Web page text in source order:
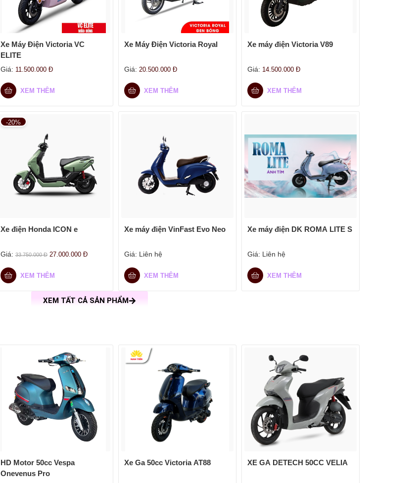
Xe Máy Điện Victoria VC
ELITE
Giá: 11.500.000Đ
XEM THÊM
Xe Máy Điện Victoria Royal
Giá: 20.500.000 Đ
XEM THÊM
Xe máy điện Victoria V89
Giá: 14.500.000 Đ
XEM THÊM
-20%
Xe điện Honda ICON e
Giá:33.750.000Đ 27.000.000Đ
XEM THÊM
Xe máy điện VinFast Evo Neo
Giá: Liên hệ
XEM THÊM
Xe máy điện DK ROMA LITE S
Giá: Liên hệ
XEM THÊM
XEM TẤT CẢ SẢN PHẨM
HD Motor 50cc Vespa
Onevenus Pro
Xe Ga 50cc Victoria AT88 XE GA DETECH 50CC VELIA